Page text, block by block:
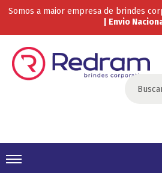
Somos a maior empresa de brindes
| Envio